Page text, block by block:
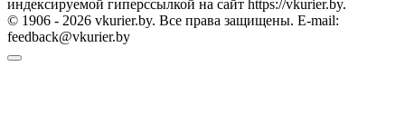
индексируемой гиперссылкой на сайт https://vkurier.by.
© 1906 - 2026 vkurier.by. Все права защищены. E-mail:
feedback@vkurier.by